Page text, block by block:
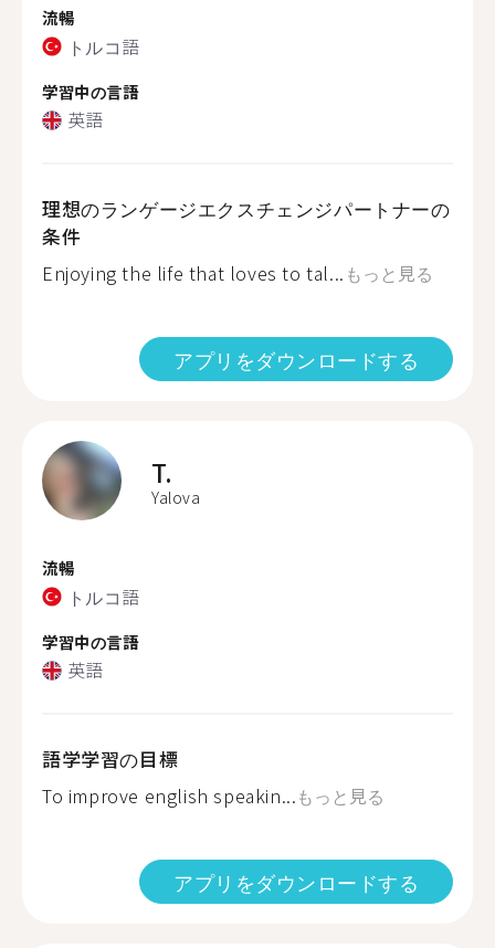
流暢
トルコ語
学習中の言語
英語
理想のランゲージエクスチェンジパートナーの
条件
Enjoying the life that loves to tal... もっと見る
アプリをダウンロードする
T.
Yalova
流暢
トルコ語
学習中の言語
英語
語学学習の目標
To improve english speakin...もっと見る
アプリをダウンロードする